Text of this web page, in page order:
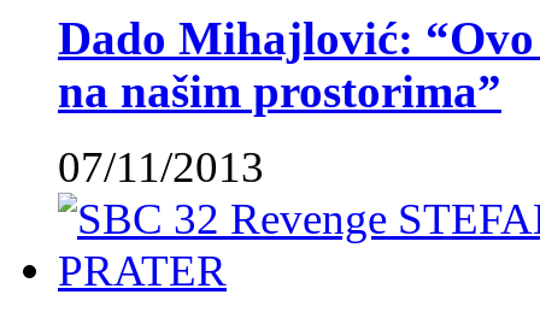
Dado Mihajlović:
na našim prostorima”
07/11/2013